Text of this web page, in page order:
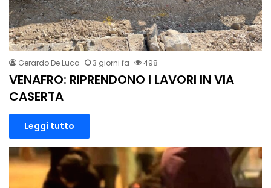
Gerardo De Luca 3 giorni fa 498
VENAFRO: RIPRENDONO I LAVORI IN VIA
CASERTA
Leggi tutto